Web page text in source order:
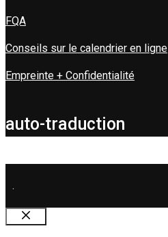
FQA
Conseils sur le calendrier en ligne
Empreinte + Confidentialité
auto-traduction
.
Fermer